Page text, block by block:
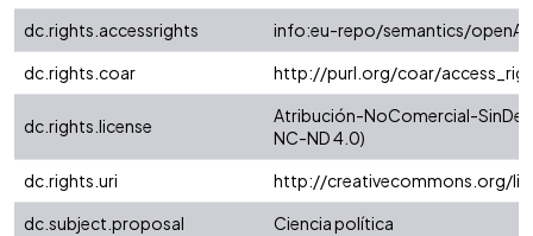
dc.rights.accessrights
info:eu-repo/semantics/
dc.rights.coar
http://purl.org/coar/
dc.rights.license
Atribución-NoComercial-
NC-ND 4.0)
dc.rights.uri
http://creativecommons.org/
dc.subject.proposal
Ciencia política